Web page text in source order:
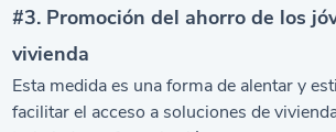
#3. Promoción del ahorro de los
vivienda
Esta medida es una forma de alentar y
facilitar el acceso a soluciones de